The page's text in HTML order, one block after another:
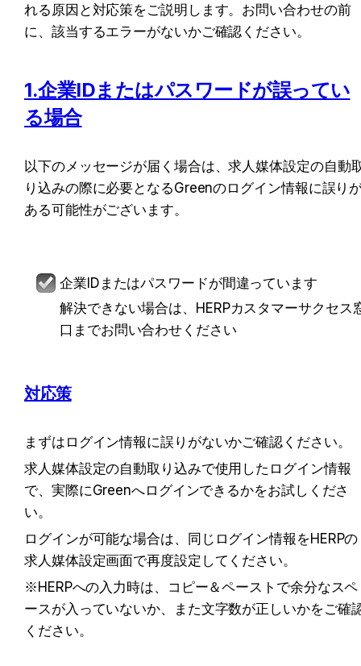
れる原因と対応策をご説明します。お問い合わせの前
に、該当するエラーがないかご確認ください。
1.企業IDまたはパスワードが誤ってい
る場合
以下のメッセージが届く場合は、求人媒体設定の自動
り込みの際に必要となるGreenのログイン情報に誤り
ある可能性がございます。
企業IDまたはパスワードが間違っています
解決できない場合は、HERPカスタマーサクセス
口までお問い合わせください
対応策
まずはログイン情報に誤りがないかご確認ください。
求人媒体設定の自動取り込みで使用したログイン情報
で、実際にGreenへログインできるかをお試しくださ
い。
ログインが可能な場合は、同じログイン情報をHERPの
求人媒体設定画面で再度設定してください。
※HERPへの入力時は、コピー＆ペーストで余分なスペ
ースが入っていないか、また文字数が正しいかをご確
ください。